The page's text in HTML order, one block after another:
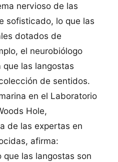
nervioso de las
sofisticado, lo que las
dotados de
el neurobiólogo
que las langostas
de sentidos.
en el Laboratorio
Hole,
de las expertas en
afirma:
que las langostas son